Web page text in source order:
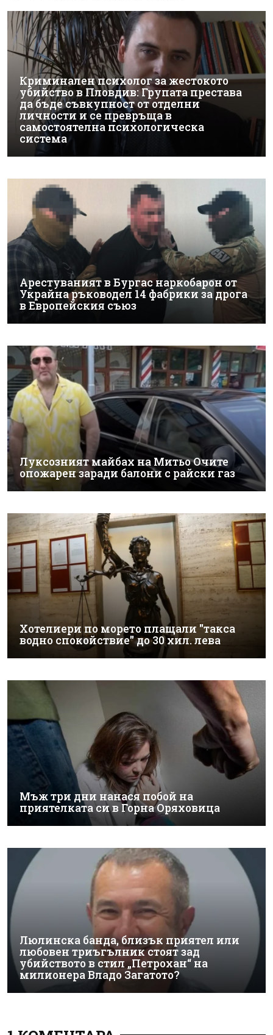
Криминален психолог за жестокото
убийство в Пловдив: Групата престава
да бъде съвкупност от отделни
личности и се превръща в
самостоятелна психологическа
система
Арестуваният в Бургас наркобарон от
Украйна ръководел 14 фабрики за дрога
в Европейския съюз
Луксозният майбах на Митьо Очите
опожарен заради балони с райски газ
Хотелиери по морето плащали "такса
водно спокойствие" до 30 хил. лева
Мъж три дни нанася побой на
приятелката си в Горна Оряховица
Люлинска банда, близък приятел или
любовен триъгълник стоят зад
убийството в стил „Петрохан“ на
милионера Владо Загатото?